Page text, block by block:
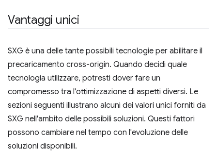
Vantaggi unici
SXG è una delle tante possibili tecnologie per abilitare il
precaricamento cross-origin. Quando decidi quale
tecnologia utilizzare, potresti dover fare un
compromesso tra l'ottimizzazione di aspetti diversi. Le
sezioni seguenti illustrano alcuni dei valori unici forniti da
SXG nell'ambito delle possibili soluzioni. Questi fattori
possono cambiare nel tempo con l'evoluzione delle
soluzioni disponibili.